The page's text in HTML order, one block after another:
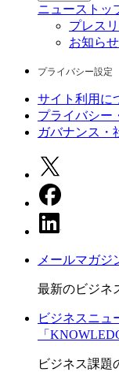
ニュース トッ
プレス
お知らせ
プライバシー設定
サイト利用に
プライバシー
ガバナンス・
メールマガジ
最新のビジネ
ビジネスニュ
「
ビジネス課題